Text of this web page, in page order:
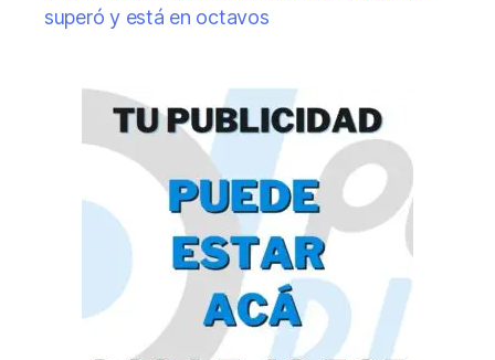
superó y está en octavos